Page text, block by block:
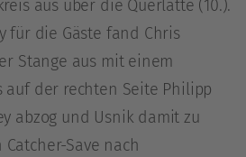
aus über die Querlatte (10.).
für die Gäste fand Chris
Stange aus mit einem
auf der rechten Seite Philipp
abzog und Usnik damit zu
Save nach